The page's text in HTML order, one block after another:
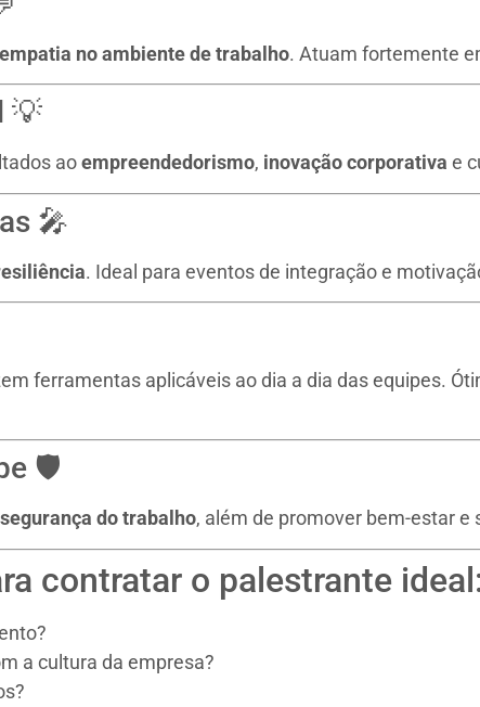
empatia no ambiente de trabalho. Atuam fortemente
💡
aoempreendedorismo, inovação corporativa e
🎤
. Ideal para eventos de integração e
ferramentas aplicáveis ao dia a dia das equipes.
🛡️
segurança do trabalho, além de promover bem-estar
contratar o palestrante
a cultura da empresa?